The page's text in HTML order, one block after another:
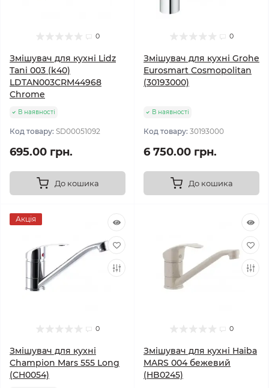
0
Змішувач для кухні Lidz
Tani 003 (k40)
LDTAN003CRM44968
Chrome
В наявності
Код товару: SD00051092
695.00 грн.
До кошика
0
Змішувач для кухні Grohe
Eurosmart Cosmopolitan
(30193000)
В наявності
Код товару: 30193000
6 750.00 грн.
До кошика
Акція
0
Змішувач для кухні
Champion Mars 555 Long
(CH0054)
0
Змішувач для кухні Haiba
MARS 004 бежевий
(HB0245)